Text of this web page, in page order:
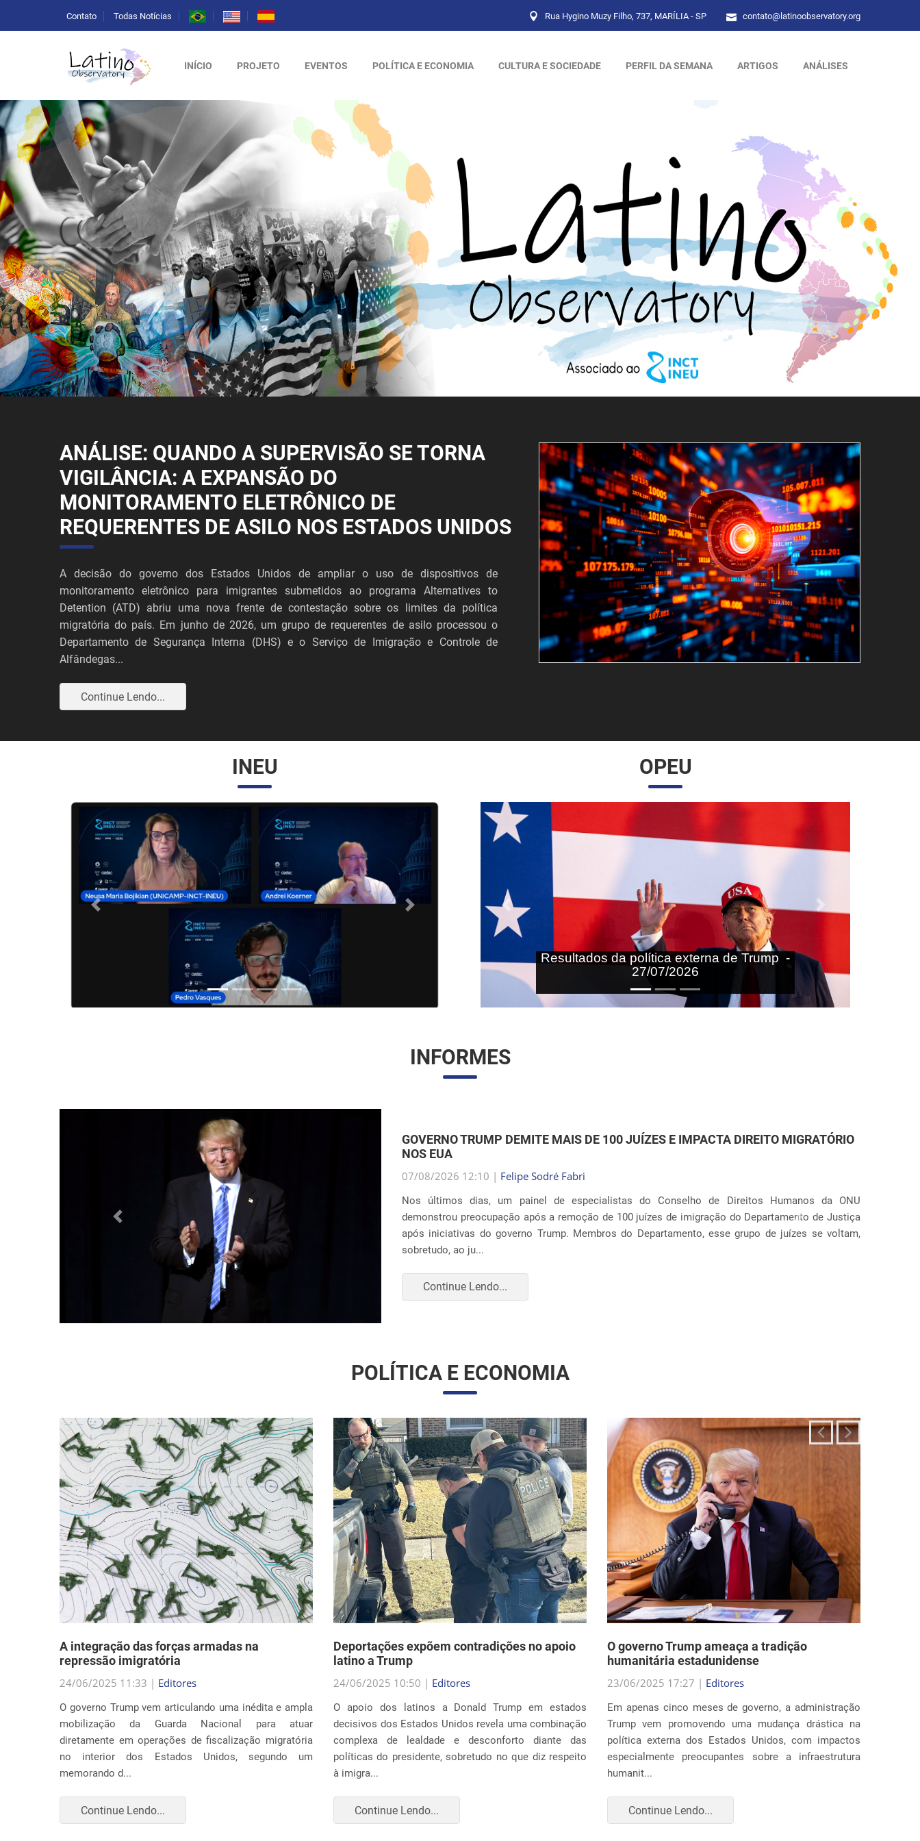
Contato Todas Notícias Rua Hygino Muzy Filho, 737, MARÍLIA - SP contato@latinoobservatory.org
INÍCIO PROJETO EVENTOS POLÍTICA E ECONOMIA CULTURA E SOCIEDADE PERFIL DA SEMANA ARTIGOS ANÁLISES
ANÁLISE: QUANDO A SUPERVISÃO SE TORNA
VIGILÂNCIA: A EXPANSÃO DO
MONITORAMENTO ELETRÔNICO DE
REQUERENTES DE ASILO NOS ESTADOS UNIDOS
A decisão do governo dos Estados Unidos de ampliar o uso de dispositivos de
monitoramento eletrônico para imigrantes submetidos ao programa Alternatives to
Detention (ATD) abriu uma nova frente de contestação sobre os limites da política
migratória do país. Em junho de 2026, um grupo de requerentes de asilo processou o
Departamento de Segurança Interna (DHS) e o Serviço de Imigração e Controle de
Alfândegas...
Continue Lendo...
INEU
Anterior Próximo
OPEU
As terras raras nas agendas doméstica e
internacional do Brasil - 27/07/2026
Anterior Próximo
INFORMES
EXPANSÃO DAS INSTALAÇÕES DE DETENÇÃO DE IMIGRANTES NOS ESTADOS
UNIDOS
07/08/2026 12:01 | Gabriella Schimpl Tebar Anunciação
A notícia publicada pela revista TIME mostra que o governo dos Estados Unidos pretende ampliar o
sistema de detenção de imigrantes do ICE (órgão de imigração e alfândega). O plano prevê a
construção ou expansão de unidades em 14 locais diferentes, incluindo estados como Texas, F...
Anterior Próximo
POLÍTICA E ECONOMIA
A integração das forças armadas na
repressão imigratória
24/06/2025 11:33 | Editores
O governo Trump vem articulando uma inédita e ampla
mobilização da Guarda Nacional para atuar
diretamente em operações de fiscalização migratória
no interior dos Estados Unidos, segundo um
memorando d...
Continue Lendo...
Deportações expõem contradições no apoio
latino a Trump
24/06/2025 10:50 | Editores
O apoio dos latinos a Donald Trump em estados
decisivos dos Estados Unidos revela uma combinação
complexa de lealdade e desconforto diante das
políticas do presidente, sobretudo no que diz respeito
à imigra...
Continue Lendo...
O governo Trump ameaça a tradição
humanitária estadunidense
23/06/2025 17:27 | Editores
Em apenas cinco meses de governo, a administração
Trump vem promovendo uma mudança drástica na
política externa dos Estados Unidos, com impactos
especialmente preocupantes sobre a infraestrutura
humanit...
Continue Lendo...